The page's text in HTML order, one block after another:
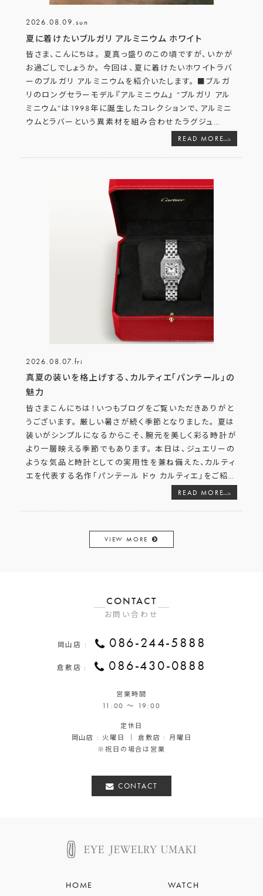
2026.08.09.sun
夏に着けたいブルガリ アルミニウム ホワイト
皆さま、こんにちは。 夏真っ盛りのこの頃ですが、いかが
お過ごしでしょうか。 今回は、夏に着けたいホワイトラバ
ーのブルガリ アルミニウムを紹介いたします。 ■ブルガ
リのロングセラーモデル『アルミニウム』 “ブルガリ アル
ミニウム”は1998年に誕生したコレクションで、アルミニ
ウムとラバーという異素材を組み合わせたラグジュ …
READ MORE
2026.08.07.fri
真夏の装いを格上げする、カルティエ「パンテール」の
魅力
皆さまこんにちは！いつもブログをご覧いただきありがと
うございます。 厳しい暑さが続く季節となりました。 夏は
装いがシンプルになるからこそ、腕元を美しく彩る時計が
より一層映える季節でもあります。 本日は、ジュエリーの
ような気品と時計としての実用性を兼ね備えた、カルティ
エを代表する名作「パンテール ドゥ カルティエ」をご紹…
READ MORE
VIEW MORE
CONTACT
お問い合わせ
岡山店 : 086-244-5888
倉敷店 : 086-430-0888
営業時間
11:00 ～ 19:00
定休日
岡山店 : 火曜日 ｜ 倉敷店 : 月曜日
※祝日の場合は営業
CONTACT
HOME
WATCH